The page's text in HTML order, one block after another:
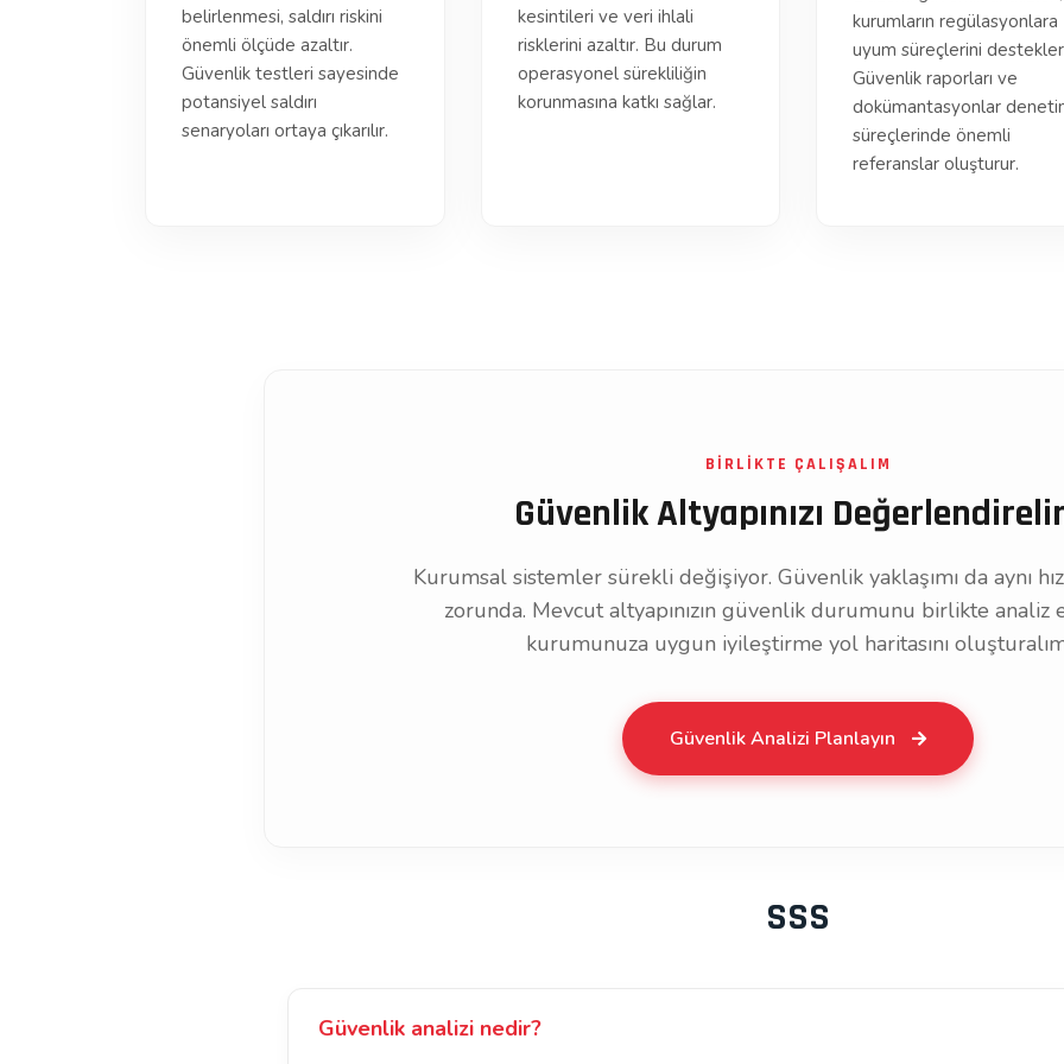
belirlenmesi, saldırı riskini
önemli ölçüde azaltır.
Güvenlik testleri sayesinde
potansiyel saldırı
senaryoları ortaya çıkarılır.
kesintileri ve veri ihlali
risklerini azaltır. Bu durum
operasyonel sürekliliğin
korunmasına katkı sağlar.
kurumların regülasyonlara
uyum süreçlerini
Güvenlik raporları ve
dokümantasyonlar
süreçlerinde önemli
referanslar oluşturur.
BİRLİKTE ÇALIŞALIM
Güvenlik Altyapınızı
Kurumsal sistemler sürekli değişiyor. Güvenlik yaklaşımı da aynı
zorunda. Mevcut altyapınızın güvenlik durumunu birlikte analiz
kurumunuza uygun iyileştirme yol haritasını
Güvenlik Analizi Planlayın
SSS
Güvenlik analizi nedir?